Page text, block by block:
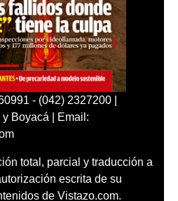
- (042) 2327200 |
Boyacá | Email:
total, parcial y traducción a
escrita de su
de Vistazo.com.